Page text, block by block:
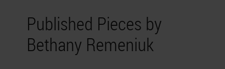
Published Pieces by
Bethany Remeniuk